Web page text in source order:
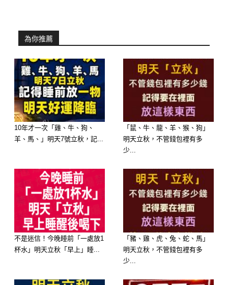
請憑直覺選擇以下一種你最喜歡的糖
果：
1. 巧克力 (Chocolate)
濃郁、絲滑、帶來幸福感的滋味。
2. 軟糖 (Gummy Candy)
3. 硬糖 (Hard Candy)
清脆、持久、帶來多層次的風味。
4. 酸味糖 (Sour Candy)
刺激、醒腦、帶來活力四射的感覺。
為你推薦
10年才一次「雞、牛、狗、
羊、馬、」明天7號立秋，記...
「鼠、牛、龍、羊、猴、狗」
明天立秋，不管錢包裡有多
少...
不是迷信！今晚睡前「一處放1
杯水」明天立秋「早上」睡...
「豬、雞、虎、兔、蛇、馬」
明天立秋，不管錢包裡有多
少...